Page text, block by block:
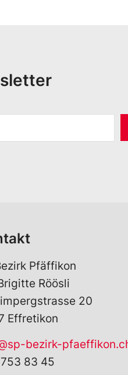
Pfäffikon
Röösli
20
Effretikon
bezirk-
83 45